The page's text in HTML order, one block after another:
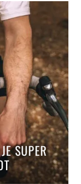
SUPER